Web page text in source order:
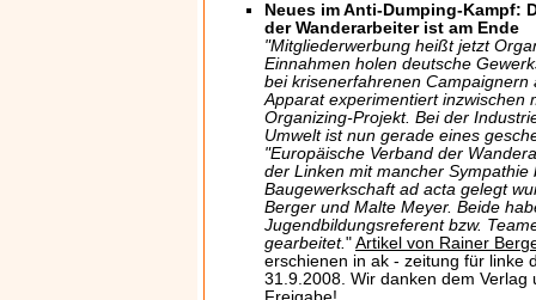
Neues im Anti-Dumping-Kampf:
der Wanderarbeiter ist am Ende
"Mitgliederwerbung heißt jetzt
Einnahmen holen deutsche
bei krisenerfahrenen Campaignern
Apparat experimentiert inzwischen
Organizing-Projekt. Bei der
Umwelt ist nun gerade eines
"Europäische Verband der
der Linken mit mancher
Baugewerkschaft ad acta gelegt
Berger und Malte Meyer. Beide
Jugendbildungsreferent bzw.
gearbeitet." Artikel von Rainer
erschienen in ak - zeitung für linke
31.9.2008. Wir danken dem Verlag